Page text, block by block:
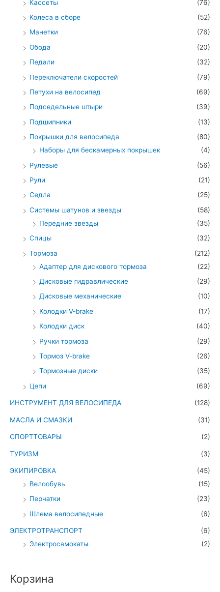
Кассеты
(76)
Колеса в сборе
(52)
Манетки
(76)
Обода
(20)
Педали
(32)
Переключатели скоростей
(79)
Петухи на велосипед
(69)
Подседельные штыри
(39)
Подшипники
(13)
Покрышки для велосипеда
(80)
Наборы для бескамерных покрышек
(4)
Рулевые
(56)
Рули
(21)
Седла
(25)
Системы шатунов и звезды
(58)
Передние звезды
(35)
Спицы
(32)
Тормоза
(212)
Адаптер для дискового тормоза
(22)
Дисковые гидравлические
(29)
Дисковые механические
(10)
Колодки V-brake
(17)
Колодки диск
(40)
Ручки тормоза
(29)
Тормоз V-brake
(26)
Тормозные диски
(35)
Цепи
(69)
ИНСТРУМЕНТ ДЛЯ ВЕЛОСИПЕДА (128)
МАСЛА И СМАЗКИ (31)
СПОРТТОВАРЫ (2)
ТУРИЗМ (3)
ЭКИПИРОВКА
(45)
Велообувь
(15)
Перчатки
(23)
Шлема велосипедные
(6)
ЭЛЕКТРОТРАНСПОРТ
(6)
Электросамокаты
(2)
Корзина